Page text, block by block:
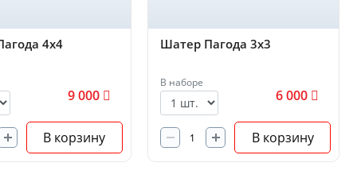
4х4
9 000
В корзину
Шатер Пагода 3х3
В наборе
6 000
В корзину